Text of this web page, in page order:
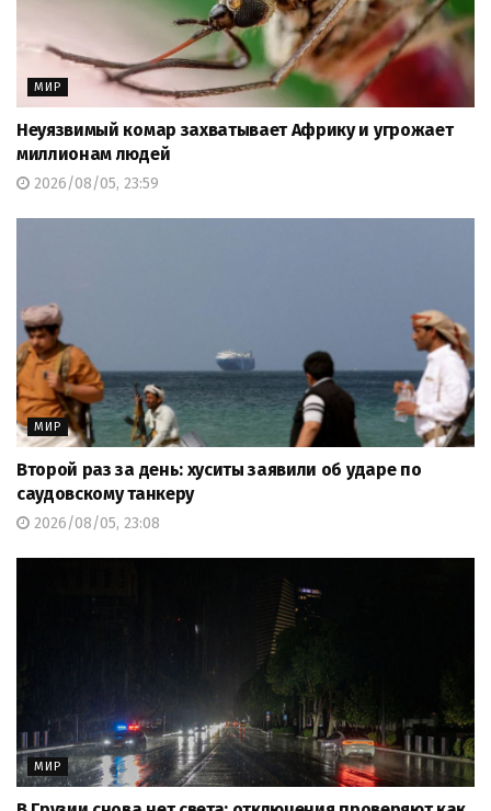
МИР
Неуязвимый комар захватывает Африку и угрожает
миллионам людей
2026/08/05, 23:59
МИР
Второй раз за день: хуситы заявили об ударе по
саудовскому танкеру
2026/08/05, 23:08
МИР